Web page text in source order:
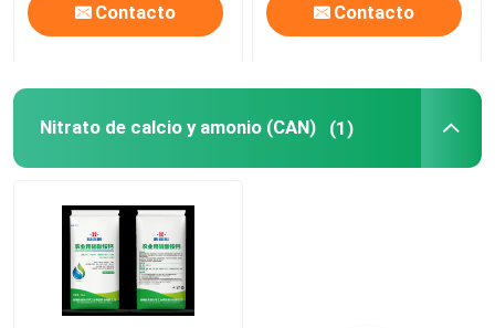
Contacto Contacto
Nitrato de calcio y amonio (CAN) (1)